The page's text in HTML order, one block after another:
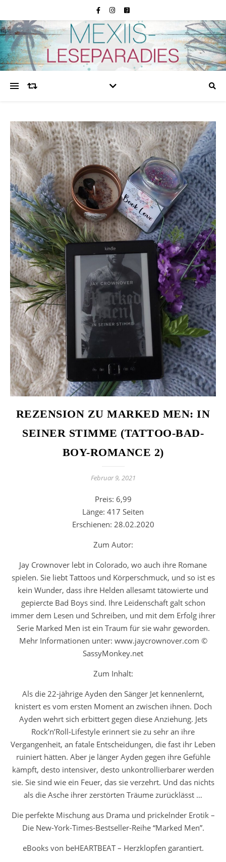
REZENSION ZU MARKED MEN: IN
SEINER STIMME (TATTOO-BAD-
BOY-ROMANCE 2)
Februar 9, 2021
Preis: 6,99
Länge: 417 Seiten
Erschienen: 28.02.2020
Zum Autor:
Jay Crownover lebt in Colorado, wo auch ihre Romane
spielen. Sie liebt Tattoos und Körperschmuck, und so ist es
kein Wunder, dass ihre Helden allesamt tätowierte und
gepiercte Bad Boys sind. Ihre Leidenschaft galt schon
immer dem Lesen und Schreiben, und mit dem Erfolg ihrer
Serie Marked Men ist ein Traum für sie wahr geworden.
Mehr Informationen unter: www.jaycrownover.com ©
SassyMonkey.net
Zum Inhalt:
Als die 22-jährige Ayden den Sänger Jet kennenlernt,
knistert es vom ersten Moment an zwischen ihnen. Doch
Ayden wehrt sich erbittert gegen diese Anziehung. Jets
Rock’n’Roll-Lifestyle erinnert sie zu sehr an ihre
Vergangenheit, an fatale Entscheidungen, die fast ihr Leben
ruiniert hätten. Aber je länger Ayden gegen ihre Gefühle
kämpft, desto intensiver, desto unkontrollierbarer werden
sie. Sie sind wie ein Feuer, das sie verzehrt. Und das nichts
als die Asche ihrer zerstörten Träume zurücklässt …
Die perfekte Mischung aus Drama und prickelnder Erotik –
Die New-York-Times-Bestseller-Reihe “Marked Men”.
eBooks von beHEARTBEAT – Herzklopfen garantiert.